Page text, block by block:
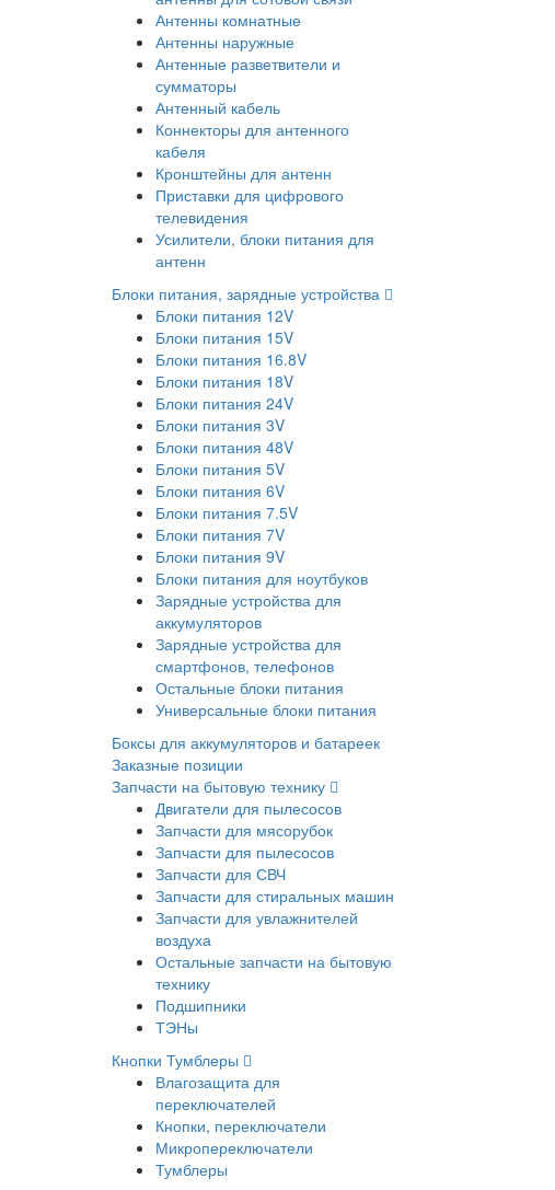
Антенны комнатные
Антенны наружные
Антенные разветвители и
сумматоры
Антенный кабель
Коннекторы для антенного
кабеля
Кронштейны для антенн
Приставки для цифрового
телевидения
Усилители, блоки питания для
антенн
Блоки питания, зарядные устройства
Блоки питания 12V
Блоки питания 15V
Блоки питания 16.8V
Блоки питания 18V
Блоки питания 24V
Блоки питания 3V
Блоки питания 48V
Блоки питания 5V
Блоки питания 6V
Блоки питания 7.5V
Блоки питания 7V
Блоки питания 9V
Блоки питания для ноутбуков
Зарядные устройства для
аккумуляторов
Зарядные устройства для
смартфонов, телефонов
Остальные блоки питания
Универсальные блоки питания
Боксы для аккумуляторов и батареек
Заказные позиции
Запчасти на бытовую технику
Двигатели для пылесосов
Запчасти для мясорубок
Запчасти для пылесосов
Запчасти для СВЧ
Запчасти для стиральных машин
Запчасти для увлажнителей
воздуха
Остальные запчасти на бытовую
технику
Подшипники
ТЭНы
Кнопки Тумблеры
Влагозащита для
переключателей
Кнопки, переключатели
Микропереключатели
Тумблеры